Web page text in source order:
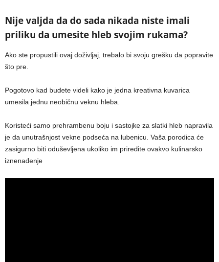
Nije valjda da do sada nikada niste imali
priliku da umesite hleb svojim rukama?
Ako ste propustili ovaj doživljaj, trebalo bi svoju grešku da popravite
što pre.
Pogotovo kad budete videli kako je jedna kreativna kuvarica
umesila jednu neobičnu veknu hleba.
Koristeći samo prehrambenu boju i sastojke za slatki hleb napravila
je da unutrašnjost vekne podseća na lubenicu. Vaša porodica će
zasigurno biti oduševljena ukoliko im priredite ovakvo kulinarsko
iznenađenje